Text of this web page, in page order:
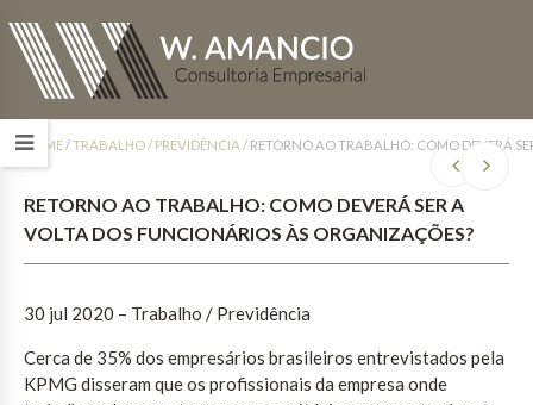
HOME/TRABALHO / PREVIDÊNCIA / RETORNO AO TRABALHO: COMO DEVERÁ
RETORNO AO TRABALHO: COMO DEVERÁ SER A
VOLTA DOS FUNCIONÁRIOS ÀS ORGANIZAÇÕES?
30 jul 2020 – Trabalho / Previdência
Cerca de 35% dos empresários brasileiros entrevistados pela
KPMG disseram que os profissionais da empresa onde